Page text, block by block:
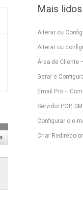
Mais lidos
Alterar ou
Alterar ou
Área de Cliente
Gerar e
Email Pro –
Servidor POP,
Configurar o e-
Criar